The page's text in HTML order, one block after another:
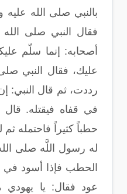
بالنبي صلى الله
فقال النبي صلى
أصحابه: إنما سلّم
عليك، فقال النبي
رددت، ثم قال النبي:
في قفاه فيقتله.
حطباً كثيراً فاحتمله
له رسول اللَّه صلى
الحطب فإذا أسود
عود فقال: يا يهودي